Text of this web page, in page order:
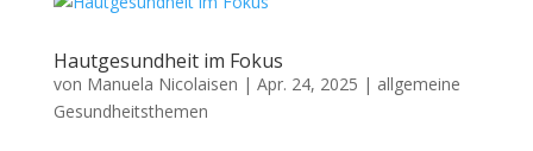
Hautgesundheit im Fokus
von Manuela Nicolaisen | Apr. 24, 2025 | allgemeine
Gesundheitsthemen